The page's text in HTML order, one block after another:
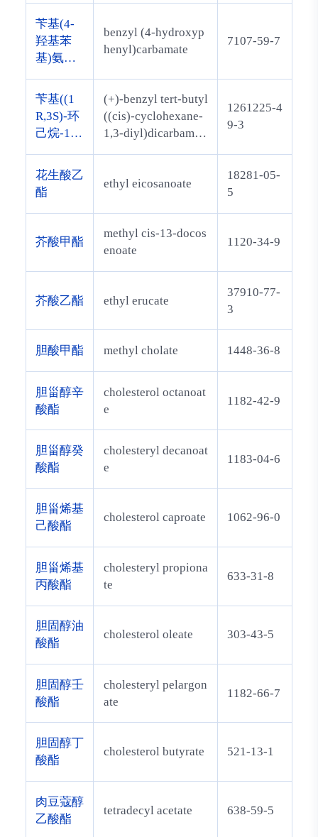
苄基(4-
羟基苯
基)氨基
benzyl (4-hydroxyp
henyl)carbamate
7107-59-7
苄基((1
R,3S)-环
己烷-1,3-
氨基甲酸
叔丁酯
(左旋)
(+)-benzyl tert-butyl
((cis)-cyclohexane-
1,3-diyl)dicarbamat
1261225-4
9-3
花生酸乙
酯
ethyl eicosanoate
18281-05-
5
芥酸甲酯
methyl cis-13-docos
enoate
1120-34-9
芥酸乙酯 ethyl erucate
37910-77-
3
胆酸甲酯 methyl cholate 1448-36-8
胆甾醇辛
酸酯
cholesterol octanoat
e
1182-42-9
胆甾醇癸
酸酯
cholesteryl decanoat
e
1183-04-6
胆甾烯基
己酸酯
cholesterol caproate 1062-96-0
胆甾烯基
丙酸酯
cholesteryl propiona
te
633-31-8
胆固醇油
酸酯
cholesterol oleate 303-43-5
胆固醇壬
酸酯
cholesteryl pelargon
ate
1182-66-7
胆固醇丁
酸酯
cholesterol butyrate 521-13-1
肉豆蔻醇
乙酸酯
tetradecyl acetate 638-59-5